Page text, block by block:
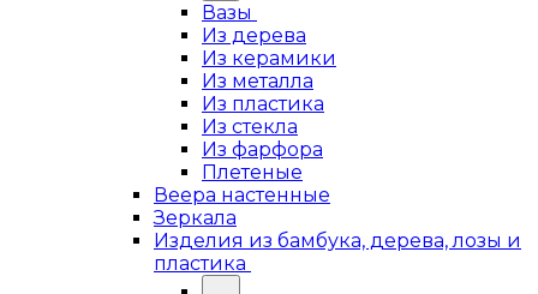
Вазы
Из дерева
Из керамики
Из металла
Из пластика
Из стекла
Из фарфора
Плетеные
Веера настенные
Зеркала
Изделия из бамбука, дерева, лозы и
пластика